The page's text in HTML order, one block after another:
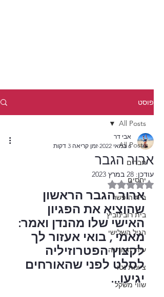
פוסט
All Posts
חברים
יחסים
בית היפשר
בית רובינוביץ
הגיל השלישי
עידן הקורונה
ציונות נטו
שווי משקל
All Posts
ארור הגבר
אבי דר
6 במאי 2022
זמן קריאה 3 דקות
עודכן: 28 במרץ 2023
דירוג של NaN מתוך 5 כוכבים
ארור הגבר הראשון
שהוציא את הפגיון
האישי שלו מהנדן ואמר:
מאמי , בואי אעזור לך
לקצוץ הפטרוזיליה
לסלט לפני שהאורחים
יגיעו...